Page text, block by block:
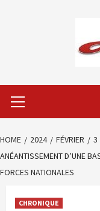
Menu
HOME 2024 FÉVRIER 3
ANÉANTISSEMENT D’UNE
FORCES NATIONALES
CHRONIQUE